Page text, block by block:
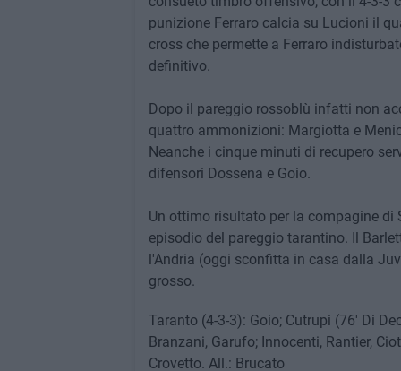
punizione Ferraro calcia su Lucioni il
cross che permette a Ferraro
definitivo.
Dopo il pareggio rossoblù infatti non
quattro ammonizioni: Margiotta e
Neanche i cinque minuti di recupero
difensori Dossena e Goio.
Un ottimo risultato per la compagine
episodio del pareggio tarantino. Il
l'Andria (oggi sconfitta in casa dalla
grosso.
Taranto (4-3-3): Goio; Cutrupi (76' Di
Branzani, Garufo; Innocenti, Rantier,
Crovetto. All.: Brucato